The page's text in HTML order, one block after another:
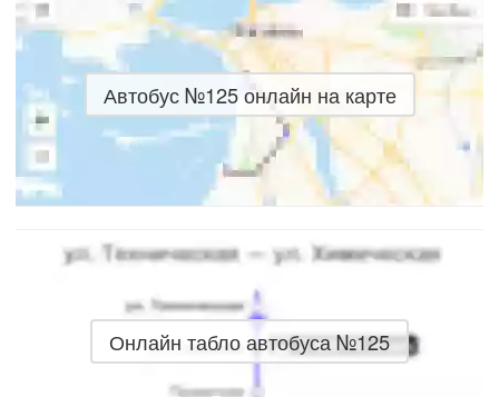
Автобус №125 онлайн на карте
Онлайн табло автобуса №125